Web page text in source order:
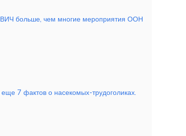
больше, чем многие мероприятия ООН
7 фактов о насекомых-трудоголиках.